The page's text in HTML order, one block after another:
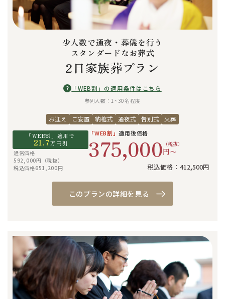
少人数で通夜・葬儀を行う
スタンダードなお葬式
2日家族葬プラン
? 「WEB割」の適用条件はこちら
参列人数：1~30名程度
お迎え ご安置 納棺式 通夜式 告別式 火葬
「WEB割」適用で
21.7万円引
通常価格
592,000円（税抜）
税込価格651,200円
「WEB割」適用後価格
375,000 （税抜）
円〜
税込価格：412,500円
このプランの詳細を見る